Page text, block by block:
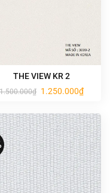
THE VIEW KR 2
1.500.000₫ Giá
1.500.000₫.
1.250.000₫Giá
hiện
là: